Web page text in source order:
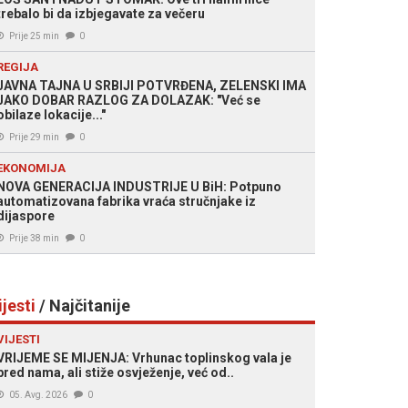
bi da izbjegavate za večeru
Prije 25 min 0
TAJNA U SRBIJI POTVRĐENA, ZELENSKI IMA
DOBAR RAZLOG ZA DOLAZAK: "Već se
lokacije..."
Prije 29 min 0
GENERACIJA INDUSTRIJE U BiH: Potpuno
fabrika vraća stručnjake iz
Prije 38 min 0
/ Najčitanije
SE MIJENJA: Vrhunac toplinskog vala je
nama, ali stiže osvježenje, već od..
05. Avg. 2026 0